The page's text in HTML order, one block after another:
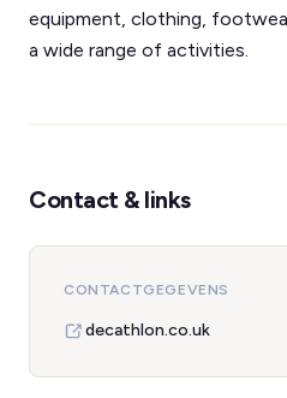
equipment, clothing,
a wide range of activities.
Contact & links
CONTACTGEGEVENS
decathlon.co.uk